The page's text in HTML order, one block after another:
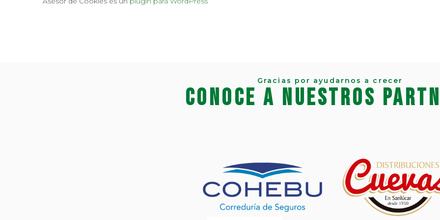
Gracias por ayudarnos a crecer
Conoce a nuestros